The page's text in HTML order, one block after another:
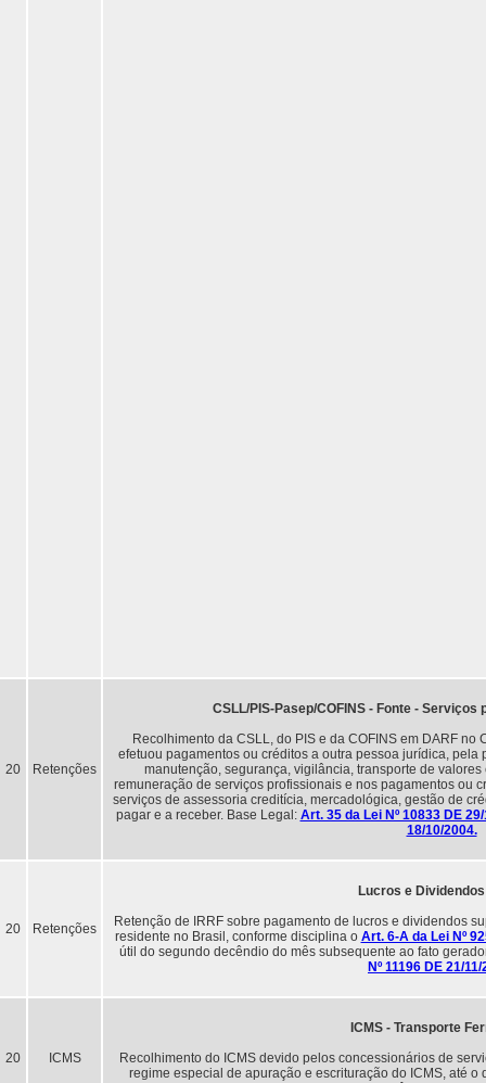
20 Retenções
CSLL/PIS-Pasep/COFINS - Fonte -
Recolhimento da CSLL, do PIS e da COFINS em DARF
efetuou pagamentos ou créditos a outra pessoa jurídica,
manutenção, segurança, vigilância, transporte de
remuneração de serviços profissionais e nos pagamentos ou
serviços de assessoria creditícia, mercadológica, gestão de
pagar e a receber. Base Legal: Art. 35 da Lei Nº 10833 DE
18/10/2004.
20 Retenções
Lucros e Dividendos
Retenção de IRRF sobre pagamento de lucros e dividendos
residente no Brasil, conforme disciplina o Art. 6-A da Lei Nº
útil do segundo decêndio do mês subsequente ao fato
Nº 11196 DE 21/
20 ICMS
ICMS - Transporte
Recolhimento do ICMS devido pelos concessionários de
regime especial de apuração e escrituração do ICMS, até